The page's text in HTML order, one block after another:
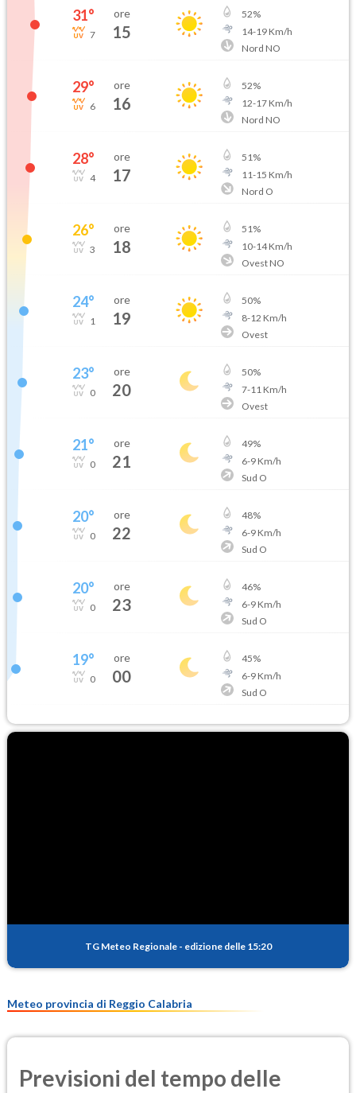
31°
7
ore
15
52%
14-19Km/h
Nord NO
29°
6
ore
16
52%
12-17Km/h
Nord NO
28°
4
ore
17
51%
11-15 Km/h
Nord O
26°
3
ore
18
51%
10-14Km/h
Ovest NO
24°
1
ore
19
50%
8-12 Km/h
Ovest
23°
0
ore
20
50%
7-11 Km/h
Ovest
21°
0
ore
21
49%
6-9Km/h
Sud O
20°
0
ore
22
48%
6-9Km/h
Sud O
20°
0
ore
23
46%
6-9Km/h
Sud O
19°
0
ore
00
45%
6-9Km/h
Sud O
TG Meteo Regionale - edizione delle 15:20
Meteo provincia di Reggio Calabria
Previsioni del tempo delle